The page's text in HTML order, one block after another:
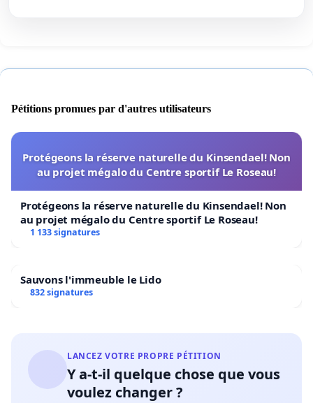
Pétitions promues par d'autres utilisateurs
Protégeons la réserve naturelle du Kinsendael! Non
au projet mégalo du Centre sportif Le Roseau!
Protégeons la réserve naturelle du Kinsendael! Non
au projet mégalo du Centre sportif Le Roseau!
1 133 signatures
Sauvons l'immeuble le Lido
832 signatures
LANCEZ VOTRE PROPRE PÉTITION
Y a-t-il quelque chose que vous
voulez changer ?